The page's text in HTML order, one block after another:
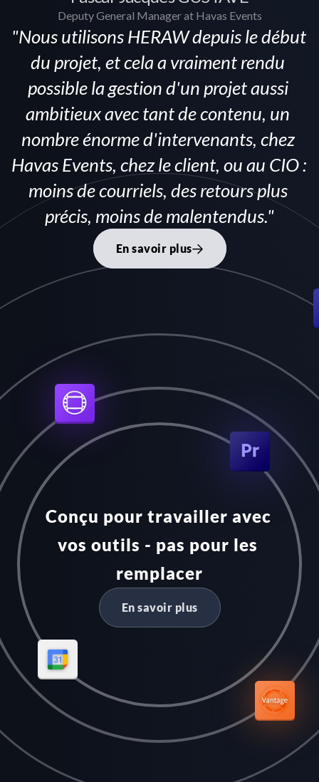
Deputy General Manager at Havas Events
"Nous utilisons HERAW depuis le début
du projet, et cela a vraiment rendu
possible la gestion d'un projet aussi
ambitieux avec tant de contenu, un
nombre énorme d'intervenants, chez
Havas Events, chez le client, ou au CIO :
moins de courriels, des retours plus
précis, moins de malentendus."
En savoir plus
Conçu pour travailler avec
vos outils - pas pour les
remplacer
En savoir plus